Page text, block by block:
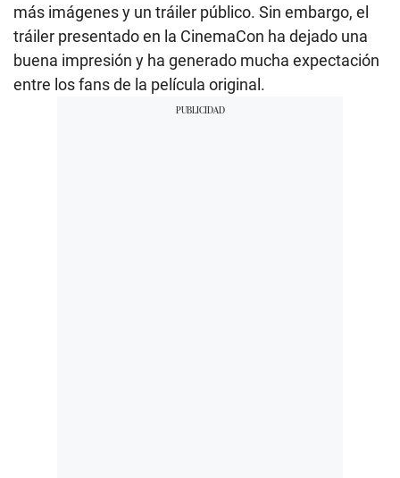
más imágenes y un tráiler público. Sin embargo, el
tráiler presentado en la CinemaCon ha dejado una
buena impresión y ha generado mucha expectación
entre los fans de la película original.